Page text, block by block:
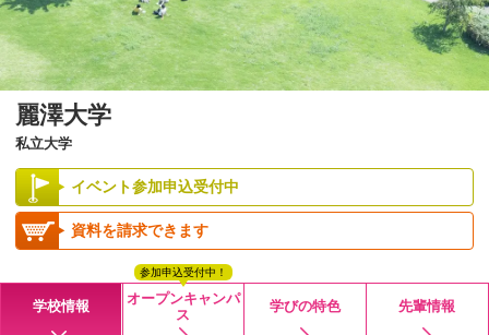
麗澤大学
私立大学
イベント参加申込受付中
資料を請求できます
学校情報
オープンキャンパ
ス
参加申込受付中！
学びの特色 先輩情報